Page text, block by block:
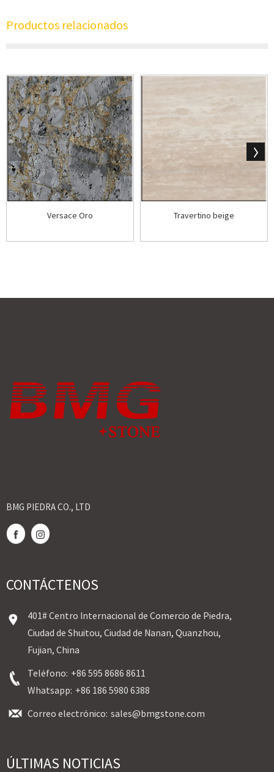
Productos relacionados
Versace Oro Travertino beige
BMG PIEDRA CO., LTD
CONTÁCTENOS
401# Centro Internacional de Comercio de Piedra,
Ciudad de Shuitou, Ciudad de Nanan, Quanzhou,
Fujian, China
Teléfono: +86 595 8686 8611
Whatsapp: +86 186 5980 6388
Correo electrónico: sales@bmgstone.com
ÚLTIMAS NOTICIAS